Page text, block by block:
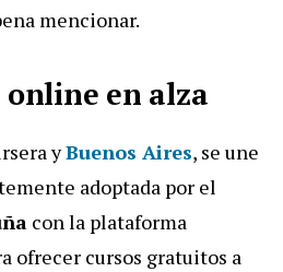
mencionar.
en alza
yBuenos Aires, se une
adoptada por el
con la plataforma
ofrecer cursos gratuitos a